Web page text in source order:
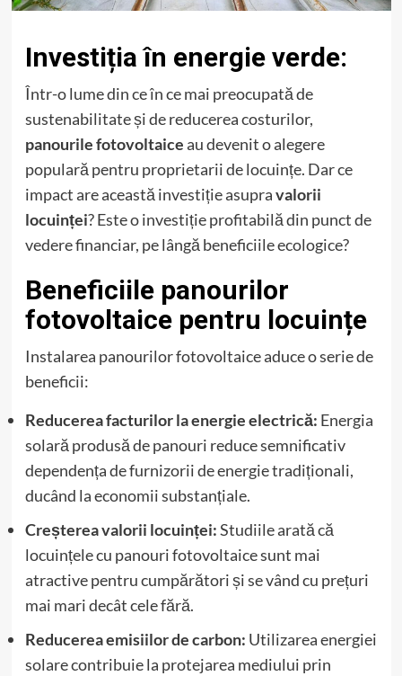
Investiția în energie verde:
Într-o lume din ce în ce mai preocupată de
sustenabilitate și de reducerea costurilor,
panourile fotovoltaiceau devenit o alegere
populară pentru proprietarii de locuințe. Dar ce
impact are această investiție asupravalorii
locuinței? Este o investiție profitabilă din punct de
vedere financiar, pe lângă beneficiile ecologice?
Beneficiile panourilor
fotovoltaice pentru locuințe
Instalarea panourilor fotovoltaice aduce o serie de
beneficii:
Reducerea facturilor la energie electrică: Energia
solară produsă de panouri reduce semnificativ
dependența de furnizorii de energie tradiționali,
ducând la economii substanțiale.
Creșterea valorii locuinței:Studiile arată că
locuințele cu panouri fotovoltaice sunt mai
atractive pentru cumpărători și se vând cu prețuri
mai mari decât cele fără.
Reducerea emisiilor de carbon: Utilizarea energiei
solare contribuie la protejarea mediului prin